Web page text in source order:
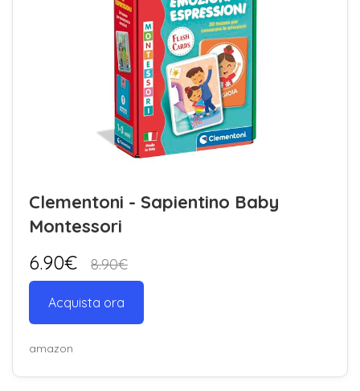
Clementoni - Sapientino Baby
Montessori
6.90€ 8.90€
Acquista ora
amazon